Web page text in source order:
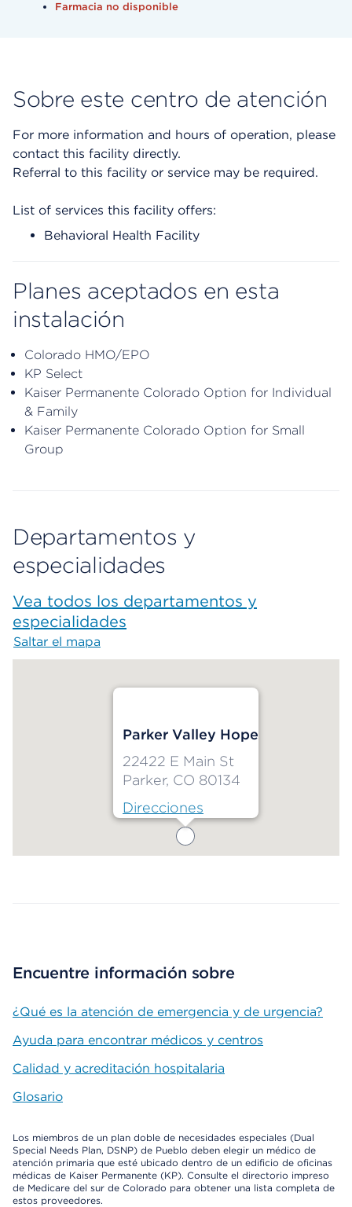
Farmacia no disponible
Sobre este centro de atención
For more information and hours of operation, please
contact this facility directly.
Referral to this facility or service may be required.
List of services this facility offers:
Behavioral Health Facility
Planes aceptados en esta
instalación
Colorado HMO/EPO
KP Select
Kaiser Permanente Colorado Option for Individual
& Family
Kaiser Permanente Colorado Option for Small
Group
Departamentos y
especialidades
Vea todos los departamentos y
especialidades
Saltar el mapa
Parker Valley Hope
22422 E Main St
Parker, CO 80134
Direcciones
Encuentre información sobre
¿Qué es la atención de emergencia y de urgencia?
Ayuda para encontrar médicos y centros
Calidad y acreditación hospitalaria
Glosario
Los miembros de un plan doble de necesidades especiales (Dual
Special Needs Plan, DSNP) de Pueblo deben elegir un médico de
atención primaria que esté ubicado dentro de un edificio de oficinas
médicas de Kaiser Permanente (KP). Consulte el directorio impreso
de Medicare del sur de Colorado para obtener una lista completa de
estos proveedores.